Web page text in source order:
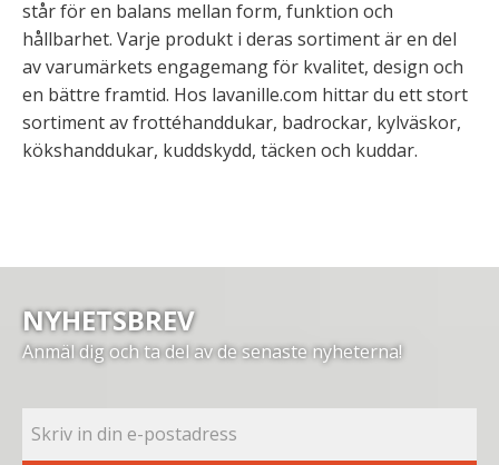
står för en balans mellan form, funktion och
hållbarhet. Varje produkt i deras sortiment är en del
av varumärkets engagemang för kvalitet, design och
en bättre framtid. Hos lavanille.com hittar du ett stort
sortiment av frottéhanddukar, badrockar, kylväskor,
kökshanddukar, kuddskydd, täcken och kuddar.
NYHETSBREV
Anmäl dig och ta del av de senaste nyheterna!